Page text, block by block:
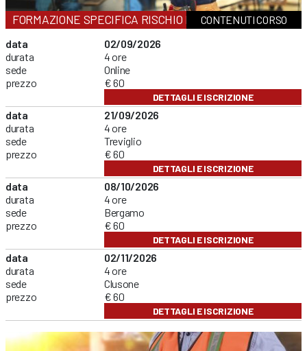
FORMAZIONE SPECIFICA RISCHIO BASSOCONTENUTI CORSO
data
durata
sede
prezzo
02/09/2026
4 ore
Online
€ 60
DETTAGLI E ISCRIZIONE
data
durata
sede
prezzo
21/09/2026
4 ore
Treviglio
€ 60
DETTAGLI E ISCRIZIONE
data
durata
sede
prezzo
08/10/2026
4 ore
Bergamo
€ 60
DETTAGLI E ISCRIZIONE
data
durata
sede
prezzo
02/11/2026
4 ore
Clusone
€ 60
DETTAGLI E ISCRIZIONE